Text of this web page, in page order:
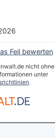
Feil bewerten
nicht ohne
unter
.